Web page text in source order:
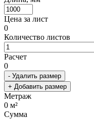
Цена за лист
0
Количество листов
Расчет
0
- Удалить размер
+ Добавить размер
Метраж
0 м²
Сумма